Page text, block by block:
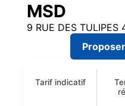
MSD
9 RUE DES TULIPES
Tarif indicatif